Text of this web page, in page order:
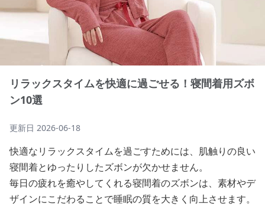
リラックスタイムを快適に過ごせる！寝間着用ズボ
ン10選
更新日 2026-06-18
快適なリラックスタイムを過ごすためには、肌触りの良い
寝間着とゆったりしたズボンが欠かせません。
毎日の疲れを癒やしてくれる寝間着のズボンは、素材やデ
ザインにこだわることで睡眠の質を大きく向上させます。